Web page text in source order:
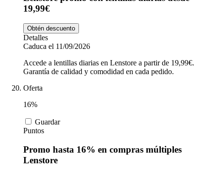
19,99€
Obtén descuento
Detalles
Caduca el 11/09/2026
Accede a lentillas diarias en Lenstore a partir de 19,99€.
Garantía de calidad y comodidad en cada pedido.
Oferta
16%
Guardar
Puntos
Promo hasta 16% en compras múltiples
Lenstore